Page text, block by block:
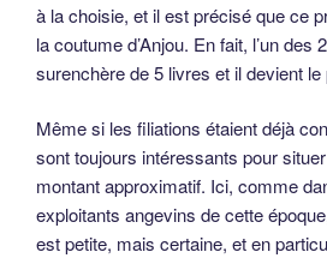
à la choisie, et il est précisé que ce
la coutume d’Anjou. En fait, l’un des
surenchère de 5 livres et il devient
Même si les filiations étaient déjà
sont toujours intéressants pour
montant approximatif. Ici, comme
exploitants angevins de cette
est petite, mais certaine, et en